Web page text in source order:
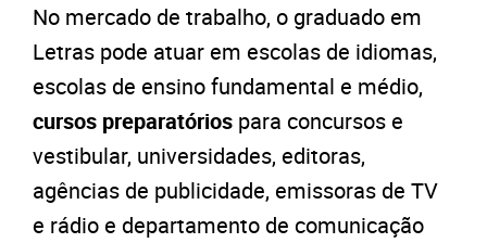
No mercado de trabalho, o graduado em
Letras pode atuar em escolas de idiomas,
escolas de ensino fundamental e médio,
cursos preparatórios para concursos e
vestibular, universidades, editoras,
agências de publicidade, emissoras de TV
e rádio e departamento de comunicação